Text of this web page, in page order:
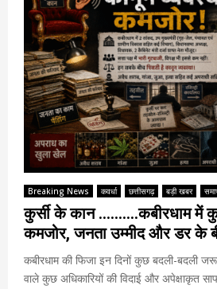
Breaking News कवर्धा छत्तीसगढ़ बड़ी खबर
कुर्सी के कान ……….कबीरधाम में
कमजोर, जनता उम्मीद और डर के
कबीरधाम की फिजा इन दिनों कुछ बदली-बदली
वाले कुछ अधिकारियों की विदाई और अपेक्षाकृत